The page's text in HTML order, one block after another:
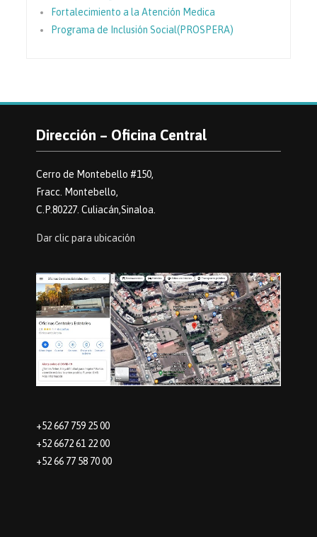
Fortalecimiento a la Atención Medica
Programa de Inclusión Social(PROSPERA)
Dirección – Oficina Central
Cerro de Montebello #150,
Fracc. Montebello,
C.P.80227. Culiacán,Sinaloa.
Dar clic para ubicación
+52 667 759 25 00
+52 6672 61 22 00
+52 66 77 58 70 00